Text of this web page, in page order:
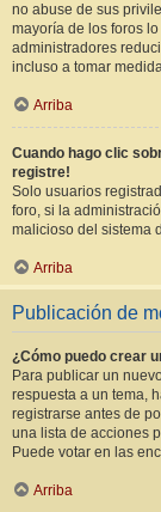
no abuse de sus
mayoría de los foros
administradores
incluso a tomar
Arriba
Cuando hago clic
registre!
Solo usuarios
foro, si la
malicioso del sistema
Arriba
Publicación de
¿Cómo puedo crear
Para publicar un
respuesta a un tema,
registrarse antes de
una lista de acciones
Puede votar en las
Arriba